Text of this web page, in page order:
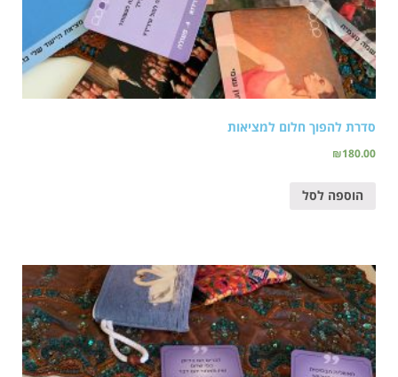
סדרת להפוך חלום למציאות
₪180.00
הוספה לסל